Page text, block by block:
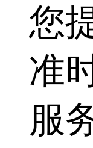
您
准
服